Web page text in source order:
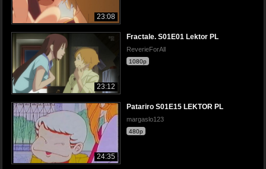
23:08
23:12
Fractale. S01E01 Lektor PL
ReverieForAll
1080p
24:35
Patariro S01E15 LEKTOR PL
margaslo123
480p